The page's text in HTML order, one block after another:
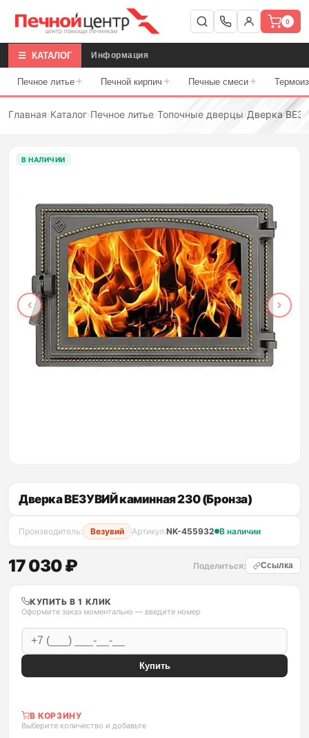
0
☰ КАТАЛОГ Информация
Печное литье + Печной кирпич + Печные смеси +
Главная›Каталог›Печное литье›Топочные дверцы ›Дверка
В НАЛИЧИИ
Дверка ВЕЗУВИЙ каминная 230 (Бронза)
Производитель: Везувий Артикул:NK-455932 В наличии
17 030 ₽ Поделиться: Ссылка
КУПИТЬ В 1 КЛИК
Оформите заказ моментально — введите номер
Купить
В КОРЗИНУ
Выберите количество и добавьте